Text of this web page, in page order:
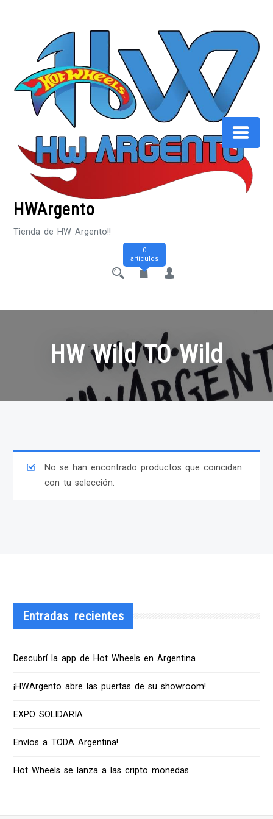
HWArgento
Tienda de HW Argento!!
0
artículos
HW Wild TO Wild
No se han encontrado productos que coincidan
con tu selección.
Entradas recientes
Descubrí la app de Hot Wheels en Argentina
¡HWArgento abre las puertas de su showroom!
EXPO SOLIDARIA
Envíos a TODA Argentina!
Hot Wheels se lanza a las cripto monedas